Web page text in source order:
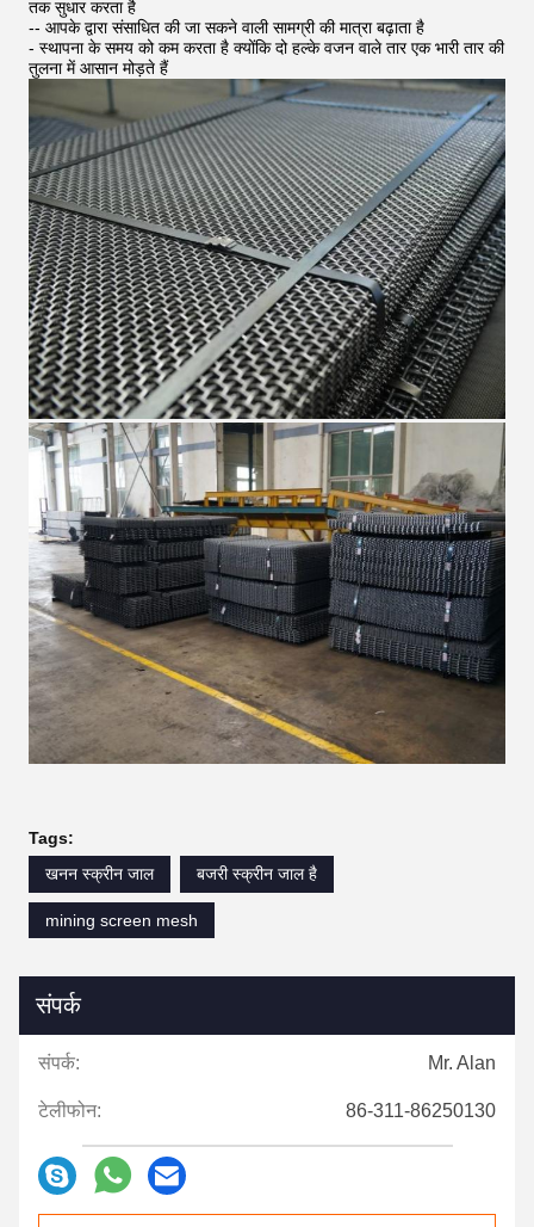
तक सुधार करता है
-- आपके द्वारा संसाधित की जा सकने वाली सामग्री की मात्रा बढ़ाता है
- स्थापना के समय को कम करता है क्योंकि दो हल्के वजन वाले तार एक भारी तार की
तुलना में आसान मोड़ते हैं
Tags:
खनन स्क्रीन जाल
बजरी स्क्रीन जाल है
mining screen mesh
संपर्क
संपर्क: Mr. Alan
टेलीफोन: 86-311-86250130